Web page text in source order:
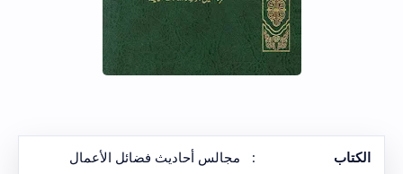
الكتاب : مجالس أحاديث فضائل الأعمال